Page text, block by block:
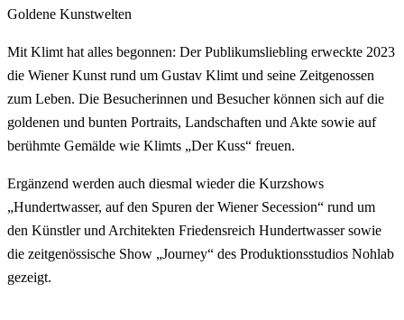
Goldene Kunstwelten
Mit Klimt hat alles begonnen: Der Publikumsliebling erweckte 2023
die Wiener Kunst rund um Gustav Klimt und seine Zeitgenossen
zum Leben. Die Besucherinnen und Besucher können sich auf die
goldenen und bunten Portraits, Landschaften und Akte sowie auf
berühmte Gemälde wie Klimts „Der Kuss“ freuen.
Ergänzend werden auch diesmal wieder die Kurzshows
„Hundertwasser, auf den Spuren der Wiener Secession“ rund um
den Künstler und Architekten Friedensreich Hundertwasser sowie
die zeitgenössische Show „Journey“ des Produktionsstudios Nohlab
gezeigt.